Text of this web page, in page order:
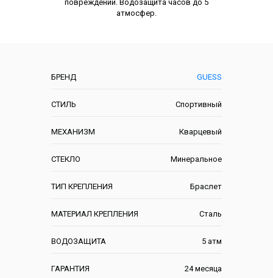
БРЕНД GUESS
СТИЛЬ Спортивный
МЕХАНИЗМ Кварцевый
СТЕКЛО Минеральное
ТИП КРЕПЛЕНИЯ Браслет
МАТЕРИАЛ КРЕПЛЕНИЯ Сталь
ВОДОЗАЩИТА 5 атм
ГАРАНТИЯ 24 месяца
повреждений. Водозащита часов до 5
атмосфер.